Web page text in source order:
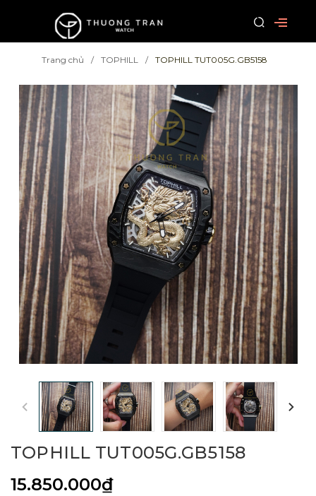
Trang chủ TOPHILL TOPHILL TUT005G.GB5158
TOPHILL TUT005G.GB5158
15.850.000₫